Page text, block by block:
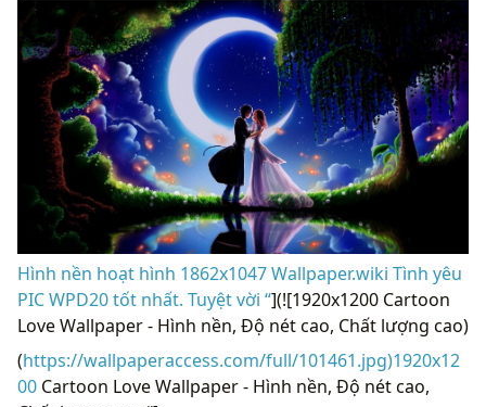
Hình nền hoạt hình 1862x1047 Wallpaper.wiki Tình yêu
PIC WPD20 tốt nhất. Tuyệt vời “](![1920x1200 Cartoon
Love Wallpaper - Hình nền, Độ nét cao, Chất lượng cao)
(https://wallpaperaccess.com/full/101461.jpg)1920x12
00 Cartoon Love Wallpaper - Hình nền, Độ nét cao,